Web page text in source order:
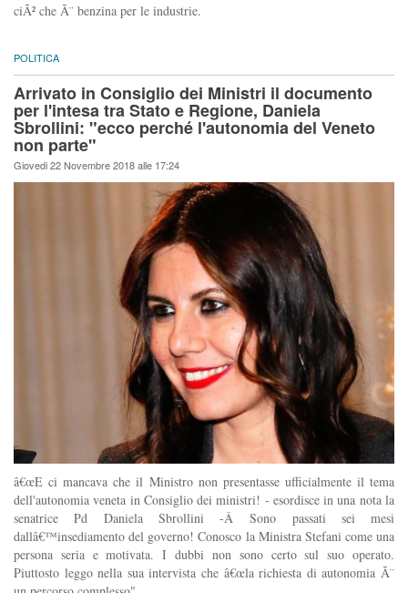
ciÃ² che Ã¨ benzina per le industrie.
POLITICA
Arrivato in Consiglio dei Ministri il documento
per l'intesa tra Stato e Regione, Daniela
Sbrollini: "ecco perché l'autonomia del Veneto
non parte"
Giovedi 22 Novembre 2018 alle 17:24
â€œE ci mancava che il Ministro non presentasse ufficialmente il tema
dell'autonomia veneta in Consiglio dei ministri! - esordisce in una nota la
senatrice Pd Daniela Sbrollini -Â Sono passati sei mesi
dallâ€™insediamento del governo! Conosco la Ministra Stefani come una
persona seria e motivata. I dubbi non sono certo sul suo operato.
Piuttosto leggo nella sua intervista che â€œla richiesta di autonomia Ã¨